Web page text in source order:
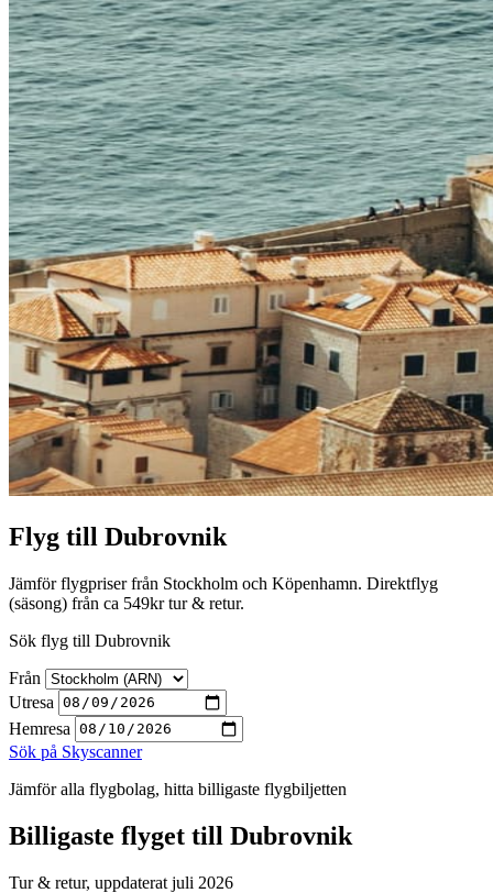
Flyg till Dubrovnik
Jämför flygpriser från Stockholm och Köpenhamn. Direktflyg
(säsong) från ca 549kr tur & retur.
Sök flyg till Dubrovnik
Från
Utresa
Hemresa
Sök på Skyscanner
Jämför alla flygbolag, hitta billigaste flygbiljetten
Billigaste flyget till Dubrovnik
Tur & retur, uppdaterat juli 2026